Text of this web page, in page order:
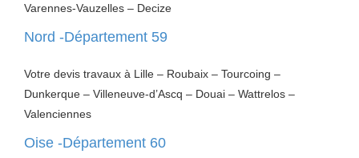
Varennes-Vauzelles – Decize
Nord -Département 59
Votre devis travaux à Lille – Roubaix – Tourcoing –
Dunkerque – Villeneuve-d’Ascq – Douai – Wattrelos –
Valenciennes
Oise -Département 60